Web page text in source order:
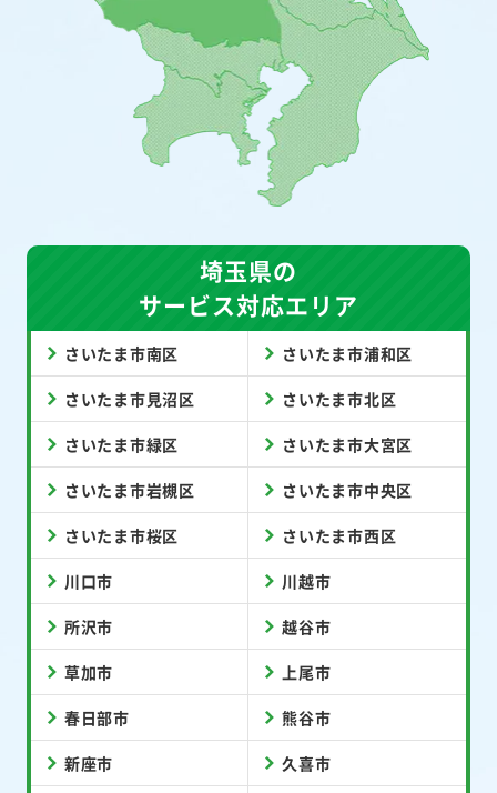
埼玉県の
サービス対応エリア
さいたま市南区 さいたま市浦和区
さいたま市見沼区 さいたま市北区
さいたま市緑区 さいたま市大宮区
さいたま市岩槻区 さいたま市中央区
さいたま市桜区 さいたま市西区
川口市 川越市
所沢市 越谷市
草加市 上尾市
春日部市 熊谷市
新座市 久喜市